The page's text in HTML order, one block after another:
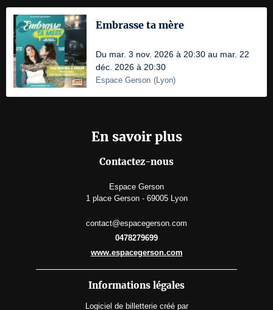
Embrasse ta mère
Du mar. 3 nov. 2026 à 20:30 au mar. 22
déc. 2026 à 20:30
Espace Gerson (Lyon)
En savoir plus
Contactez-nous
Espace Gerson
1 place Gerson - 69005 Lyon
contact@espacegerson.com
0478279699
www.espacegerson.com
Informations légales
Logiciel de billetterie créé par